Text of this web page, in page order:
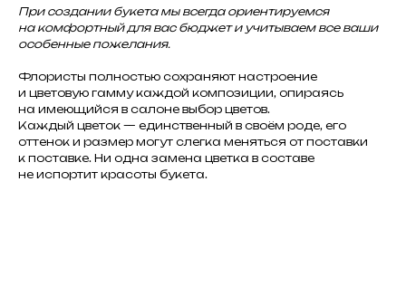
При создании букета мы всегда ориентируемся
на комфортный для вас бюджет и учитываем все ваши
особенные пожелания.
Флористы полностью сохраняют настроение
и цветовую гамму каждой композиции, опираясь
на имеющийся в салоне выбор цветов.
Каждый цветок — единственный в своём роде, его
оттенок и размер могут слегка меняться от поставки
к поставке. Ни одна замена цветка в составе
не испортит красоты букета.